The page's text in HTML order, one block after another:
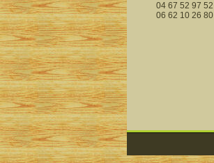
04 67 52 97 52
06 62 10 26 80